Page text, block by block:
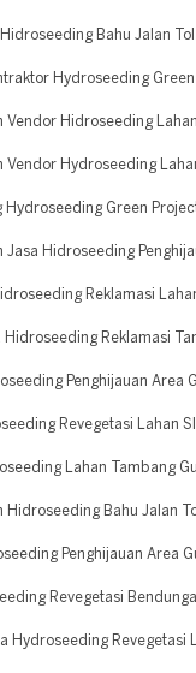
Bahu Jalan
Hydroseeding
Vendor Hidroseeding
Vendor Hydroseeding
Green
Hidroseeding
Reklamasi
Reklamasi
Penghijauan Area
Revegetasi Lahan
Lahan Tambang
Bahu Jalan
Penghijauan Area
Revegetasi
Hydroseeding Revegetasi